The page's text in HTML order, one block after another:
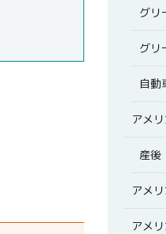
グリ
グリ
自動
アメ
産後
アメ
アメ